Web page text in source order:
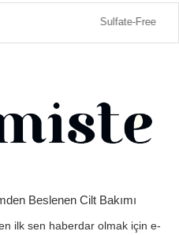
Sulfate-Free
Beslenen Cilt Bakımı
ilk sen haberdar olmak için e-